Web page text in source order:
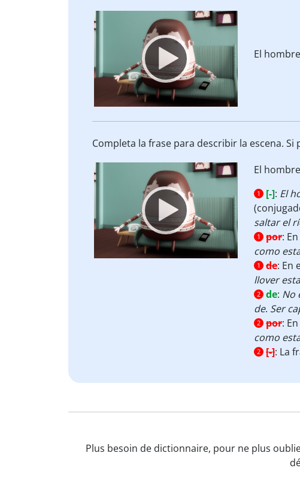
Video
Player
El
Completa la frase para describir la escena.
Video
Player
El
1 [-]: El
saltar el
1 por:
como
1 de: En
llover
2 de: No
de. Ser
2 por:
como
2 [-]: La
Plus besoin de dictionnaire, pour ne plus